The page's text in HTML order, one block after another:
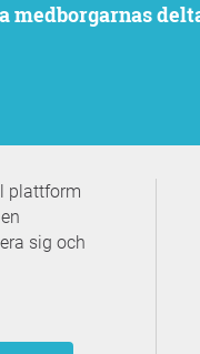
medborgarnas
plattform
sig och